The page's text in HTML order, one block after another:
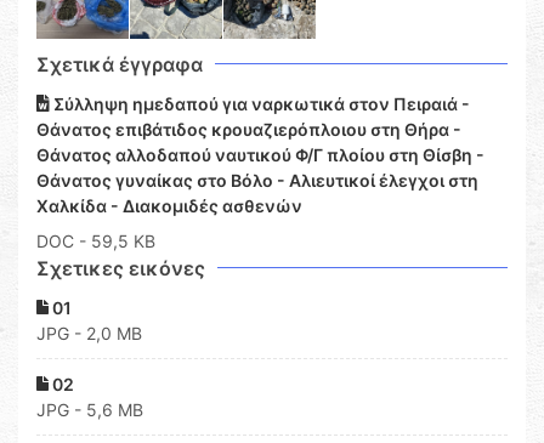
Σχετικά έγγραφα
Σύλληψη ημεδαπού για ναρκωτικά στον Πειραιά -
Θάνατος επιβάτιδος κρουαζιερόπλοιου στη Θήρα -
Θάνατος αλλοδαπού ναυτικού Φ/Γ πλοίου στη Θίσβη -
Θάνατος γυναίκας στο Βόλο - Αλιευτικοί έλεγχοι στη
Χαλκίδα - Διακομιδές ασθενών
DOC - 59,5 KB
Σχετικες εικόνες
01
JPG - 2,0 MB
02
JPG - 5,6 MB